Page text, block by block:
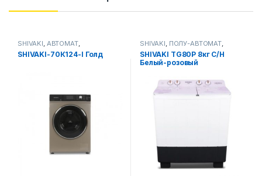
SHIVAKI, АВТОМАТ,
Стиральные машины
SHIVAKI-70К124-I Голд
SHIVAKI, ПОЛУ-АВТОМАТ,
Стиральные машины
SHIVAKI TG80P 8кг С/Н
Белый-розовый